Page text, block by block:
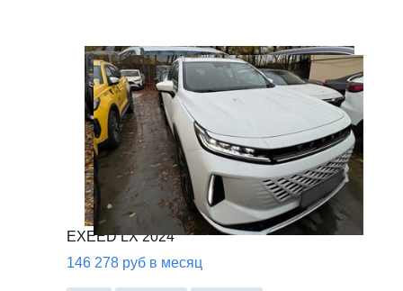
EXEED LX 2024
146 278 руб в месяц